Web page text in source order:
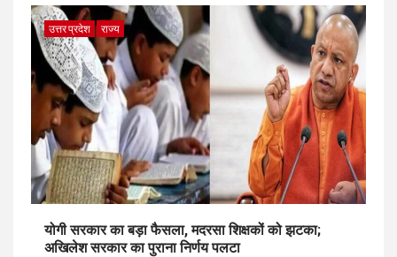
उत्तर प्रदेश राज्य
योगी सरकार का बड़ा फैसला, मदरसा शिक्षकों को झटका;
अखिलेश सरकार का पुराना निर्णय पलटा